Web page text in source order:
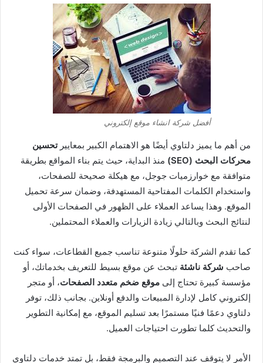
أفضل شركة انشاء موقع إلكتروني
من أهم ما يميز دلتاوي أيضًا هو الاهتمام الكبير بمعاييرتحسين
محركات البحث (SEO)
منذ البداية، حيث يتم بناء المواقع بطريقة
متوافقة مع خوارزميات جوجل، مع هيكلة صحيحة للصفحات،
واستخدام الكلمات المفتاحية المستهدفة، وضمان سرعة تحميل
الموقع. وهذا يساعد العملاء على الظهور في الصفحات الأولى
لنتائج البحث وبالتالي زيادة الزيارات والعملاء المحتملين.
كما تقدم الشركة حلولًا متنوعة تناسب جميع القطاعات، سواء كنت
صاحب شركة ناشئة تبحث عن موقع بسيط للتعريف بخدماتك، أو
مؤسسة كبيرة تحتاج إلى موقع ضخم متعدد الصفحات، أو متجر
إلكتروني كامل لإدارة المبيعات والدفع أونلاين. بجانب ذلك، توفر
دلتاوي دعمًا فنيًا مستمرًا بعد تسليم الموقع، مع إمكانية التطوير
والتحديث كلما تطورت احتياجات العميل.
الأمر لا يتوقف عند التصميم والبرمجة فقط، بل تمتد خدمات دلتاوي